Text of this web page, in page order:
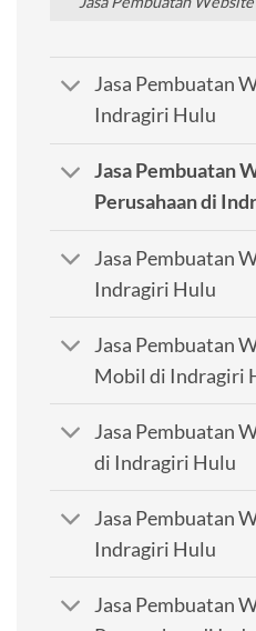
Jasa Pembuatan
Indragiri Hulu
Jasa Pembuatan
Perusahaan di
Jasa Pembuatan
Indragiri Hulu
Jasa Pembuatan
Mobil di Indragiri
Jasa Pembuatan
di Indragiri Hulu
Jasa Pembuatan
Indragiri Hulu
Jasa Pembuatan